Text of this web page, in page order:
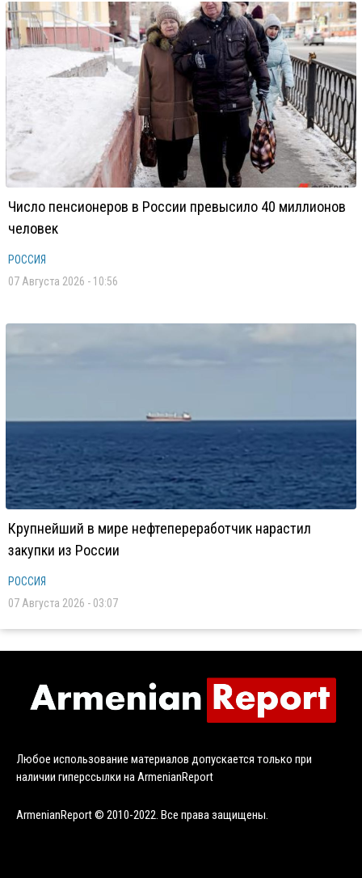
Число пенсионеров в России превысило 40 миллионов
человек
РОССИЯ
07 Августа 2026 - 10:56
Крупнейший в мире нефтепереработчик нарастил
закупки из России
РОССИЯ
07 Августа 2026 - 03:07
Любое использование материалов допускается только при
наличии гиперссылки на ArmenianReport
ArmenianReport © 2010-2022. Все права защищены.